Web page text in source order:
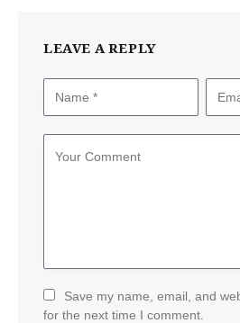
LEAVE A REPLY
Save my name, email, and
for the next time I comment.